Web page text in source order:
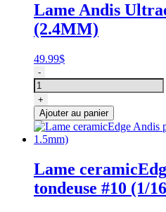
(
1/16''
ou
1.5mm)
Lame Andis
(2.4MM)
49.99$
quantité
de
Lame
Andis
Ultraedge
T-
84
(2.4MM)
-
+
Ajouter au panier
Lame
tondeuse #10 (1/